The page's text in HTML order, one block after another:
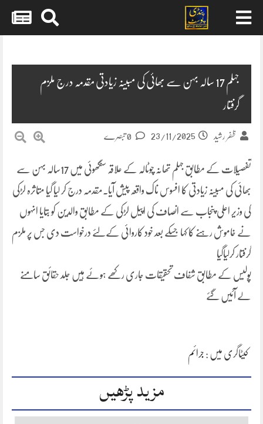
جہلم 17 سالہ بہن سے بھائی کی مبینہ زیادتی مقدمہ درج ملزم
گرفتار
ظفر رشید 23/11/2025
تفصیلات کے مطابق جہلم تھانہ چوٹالہ کے علاقہ سنگھوئی میں 17سالہ بہن سے
بھائی کی مبینہ زیادتی کا افسوس ناک واقعہ پیش آیا۔مقدمہ درج کر لیا گیا متاثرہ لڑکی
کی وزیر اعلی پنجاب سے انصاف کی اپیل لڑکی کے مطابق والدین کو بتایا انہوں
نے خاموش رہنے کا کہا جسکے بعد خود کاروائی کےلئے درخواست دی جس پر ملزم
گرفتار کرلیاگیا
پولیس کے مطابق شفاف تحقیقات جاری رکھے ہوئے ہیں جلد حقائق سامنے
لے آئیں گئے
کیٹاگری میں : جرائم
مزید پڑھیں